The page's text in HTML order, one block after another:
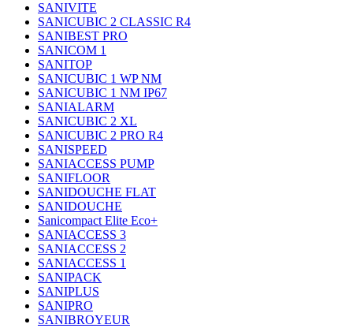
SANIVITE
SANICUBIC 2 CLASSIC R4
SANIBEST PRO
SANICOM 1
SANITOP
SANICUBIC 1 WP NM
SANICUBIC 1 NM IP67
SANIALARM
SANICUBIC 2 XL
SANICUBIC 2 PRO R4
SANISPEED
SANIACCESS PUMP
SANIFLOOR
SANIDOUCHE FLAT
SANIDOUCHE
Sanicompact Elite Eco+
SANIACCESS 3
SANIACCESS 2
SANIACCESS 1
SANIPACK
SANIPLUS
SANIPRO
SANIBROYEUR